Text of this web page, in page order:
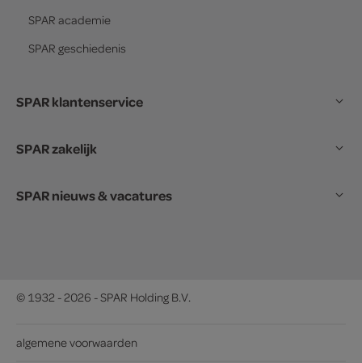
SPAR academie
SPAR geschiedenis
SPAR klantenservice
SPAR zakelijk
SPAR nieuws & vacatures
© 1932 - 2026 - SPAR Holding B.V.
algemene voorwaarden